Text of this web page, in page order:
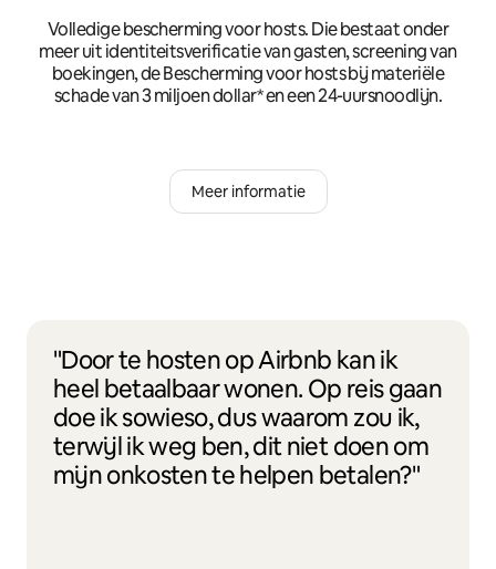
Volledige bescherming voor hosts. Die bestaat onder
meer uit identiteitsverificatie van gasten, screening van
boekingen, de Bescherming voor hosts bij materiële
schade van 3 miljoen dollar* en een 24-uursnoodlijn.
Meer informatie
"Door te hosten op Airbnb kan ik
heel betaalbaar wonen. Op reis gaan
doe ik sowieso, dus waarom zou ik,
terwijl ik weg ben, dit niet doen om
mijn onkosten te helpen betalen?"